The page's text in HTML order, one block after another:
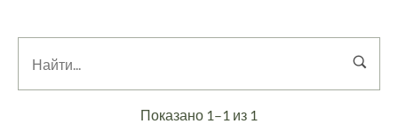
Показано 1–1 из 1